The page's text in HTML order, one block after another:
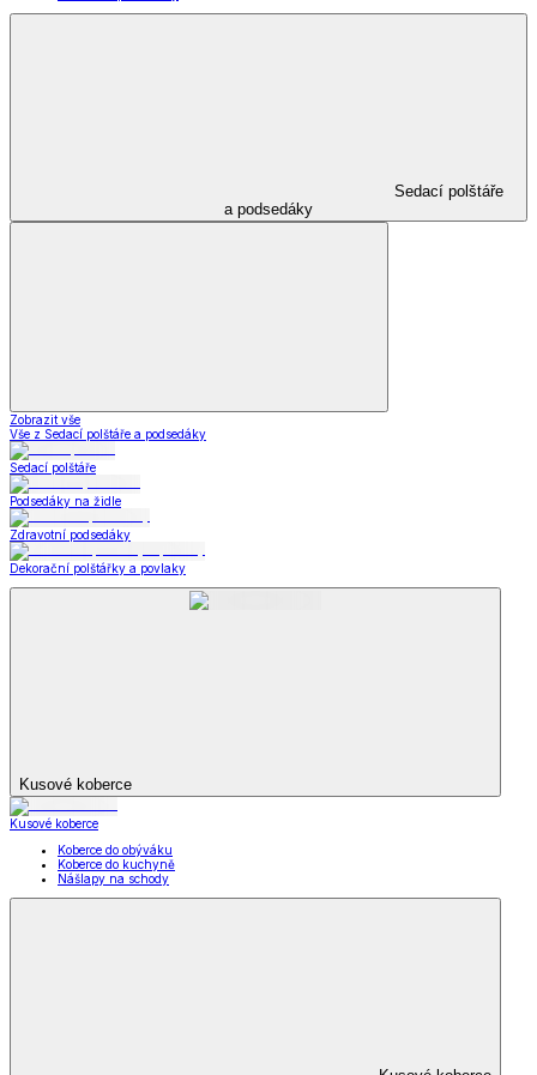
Sedací polštáře
a podsedáky
Zobrazit vše
Vše z Sedací polštáře a podsedáky
Sedací polštáře
Podsedáky na židle
Zdravotní podsedáky
Dekorační polštářky a povlaky
Kusové koberce
Kusové koberce
Koberce do obýváku
Koberce do kuchyně
Nášlapy na schody